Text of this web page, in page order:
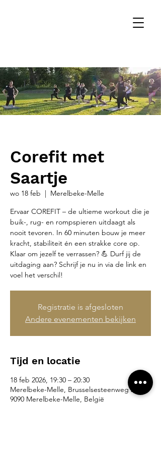
Corefit met
Saartje
wo 18 feb
  |
Merelbeke-Melle
Ervaar COREFIT – de ultieme workout die je
buik-, rug- en rompspieren uitdaagt als
nooit tevoren. In 60 minuten bouw je meer
kracht, stabiliteit én een strakke core op.
Klaar om jezelf te verrassen? 💪 Durf jij de
uitdaging aan? Schrijf je nu in via de link en
voel het verschil!
Registratie is afgesloten
Andere evenementen bekijken
Tijd en locatie
18 feb 2026, 19:30 – 20:30
Merelbeke-Melle, Brusselsesteenweg 265,
9090 Merelbeke-Melle, België